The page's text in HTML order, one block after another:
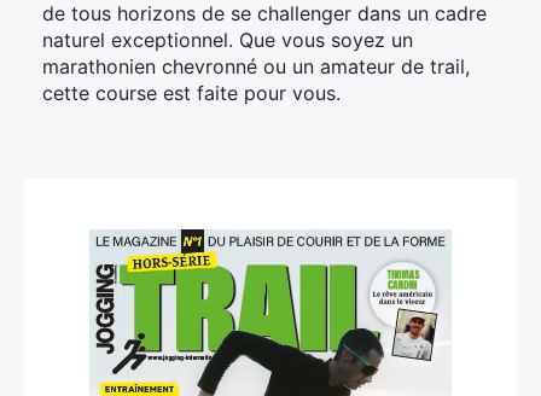
de tous horizons de se challenger dans un cadre
naturel exceptionnel. Que vous soyez un
marathonien chevronné ou un amateur de trail,
cette course est faite pour vous.